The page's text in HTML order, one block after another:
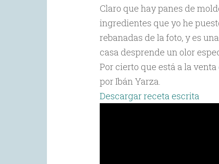
Claro que hay panes de
ingredientes que yo he
rebanadas de la foto, y es
casa desprende un olor
Por cierto que está a la venta
por Ibán Yarza.
Descargar receta escrita